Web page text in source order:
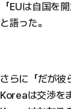
「EUは自国を
と語った。
さらに「だが彼
Koreaは交渉を